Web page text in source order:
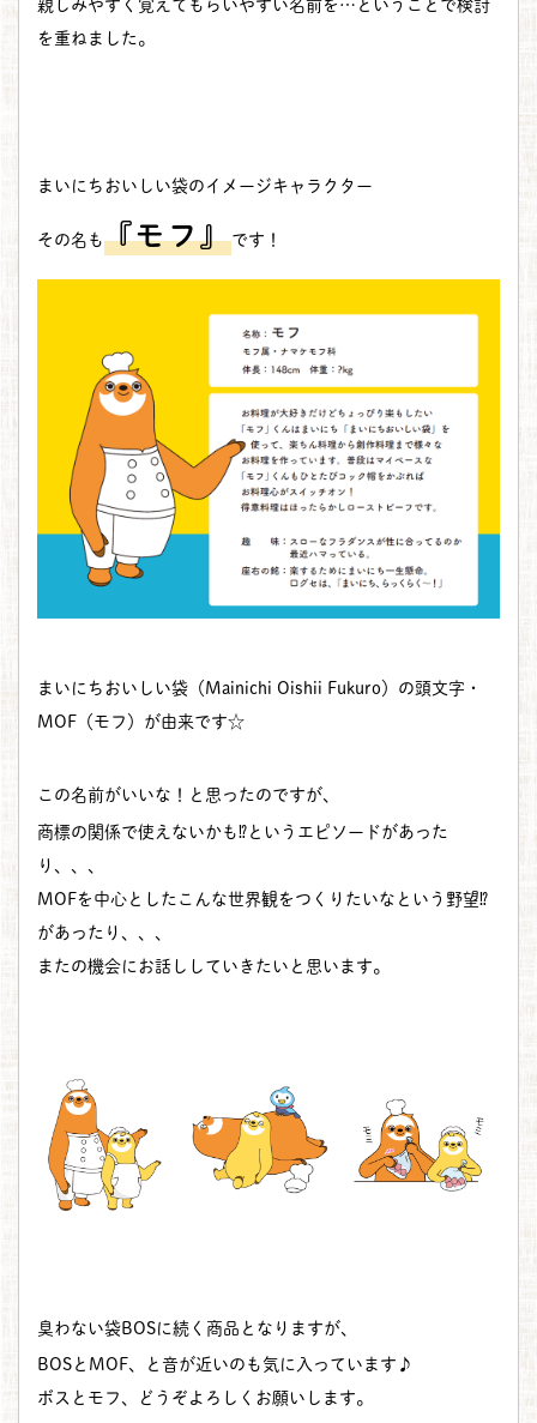
親しみやすく覚えてもらいやすい名前を…ということで検討
を重ねました。
まいにちおいしい袋のイメージキャラクター
その名も『モフ』です！
まいにちおいしい袋（Mainichi Oishii Fukuro）の頭文字・
MOF（モフ）が由来です☆
この名前がいいな！と思ったのですが、
商標の関係で使えないかも⁉︎というエピソードがあった
り、、、
MOFを中心としたこんな世界観をつくりたいなという野望⁉︎
があったり、、、
またの機会にお話ししていきたいと思います。
臭わない袋BOSに続く商品となりますが、
BOSとMOF、と音が近いのも気に入っています♪
ボスとモフ、どうぞよろしくお願いします。